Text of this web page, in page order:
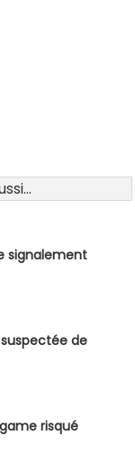
signalement
de
risqué